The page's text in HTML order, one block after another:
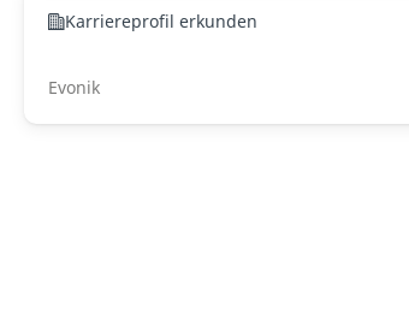
Karriereprofil erkunden
Evonik